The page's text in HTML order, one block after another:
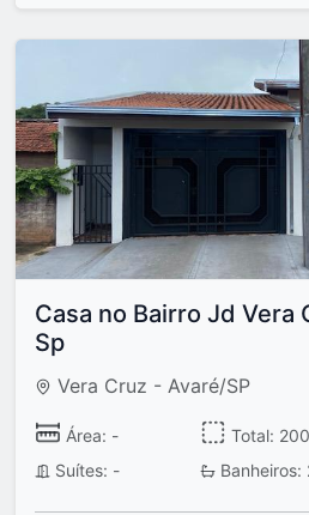
Casa no Bairro Jd Vera
Sp
Vera Cruz - Avaré/SP
Área: - Total:
Suítes: -
Banheiros: